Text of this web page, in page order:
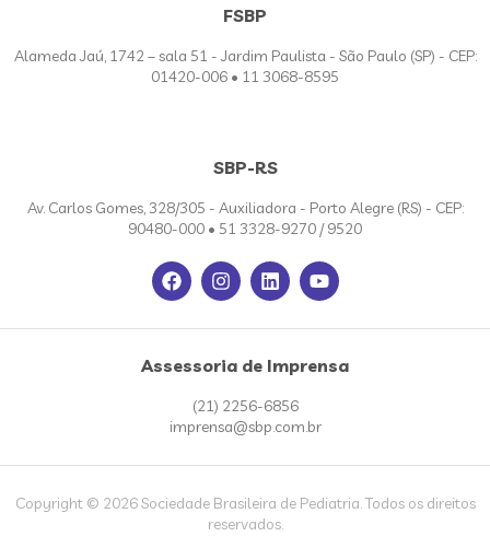
FSBP
Alameda Jaú, 1742 – sala 51 - Jardim Paulista - São Paulo (SP) - CEP:
01420-006 • 11 3068-8595
SBP-RS
Av. Carlos Gomes, 328/305 - Auxiliadora - Porto Alegre (RS) - CEP:
90480-000 • 51 3328-9270 / 9520
Assessoria de Imprensa
(21) 2256-6856
imprensa@sbp.com.br
Copyright © 2026 Sociedade Brasileira de Pediatria. Todos os direitos
reservados.